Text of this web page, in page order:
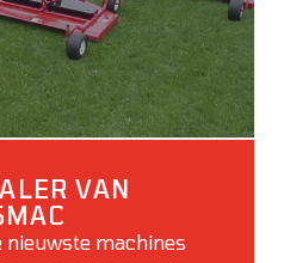
VAN
nieuwste machines